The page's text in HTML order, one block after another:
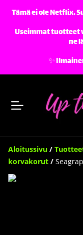
Tämä ei ole Netflix.
Useimmat tuotteet
ne
✨️
Aloitussivu /
korvakorut /